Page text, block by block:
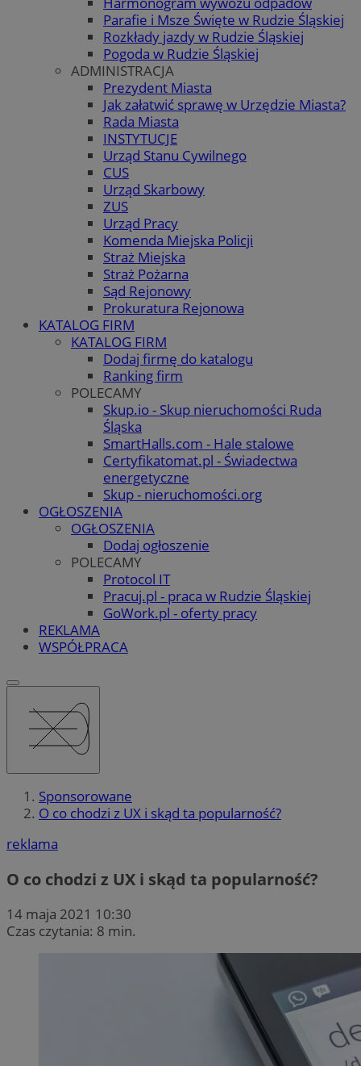
Parafie i Msze Święte w Rudzie Śląskiej
Rozkłady jazdy w Rudzie Śląskiej
Pogoda w Rudzie Śląskiej
ADMINISTRACJA
Prezydent Miasta
Jak załatwić sprawę w Urzędzie Miasta?
Rada Miasta
INSTYTUCJE
Urząd Stanu Cywilnego
CUS
Urząd Skarbowy
ZUS
Urząd Pracy
Komenda Miejska Policji
Straż Miejska
Straż Pożarna
Sąd Rejonowy
Prokuratura Rejonowa
KATALOG FIRM
KATALOG FIRM
Dodaj firmę do katalogu
Ranking firm
POLECAMY
Skup.io - Skup nieruchomości Ruda
Śląska
SmartHalls.com - Hale stalowe
Certyfikatomat.pl - Świadectwa
energetyczne
Skup - nieruchomości.org
OGŁOSZENIA
OGŁOSZENIA
Dodaj ogłoszenie
POLECAMY
Protocol IT
Pracuj.pl - praca w Rudzie Śląskiej
GoWork.pl - oferty pracy
REKLAMA
WSPÓŁPRACA
Sponsorowane
O co chodzi z UX i skąd ta popularność?
reklama
O co chodzi z UX i skąd ta popularność?
14 maja 2021 10:30
Czas czytania: 8 min.